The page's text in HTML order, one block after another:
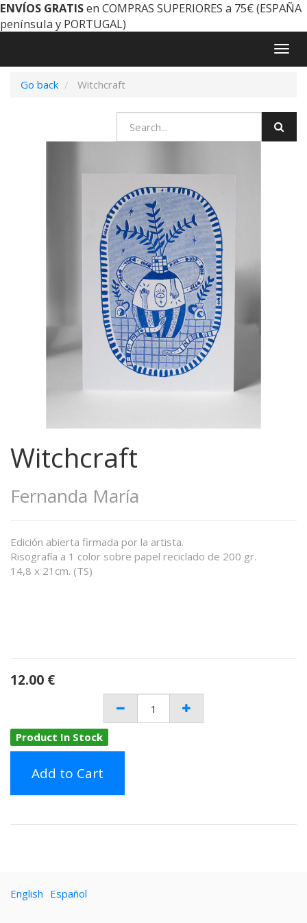
ENVÍOS GRATISen COMPRAS SUPERIORES a 75€ (ESPAÑA
península y PORTUGAL)
Go back
Witchcraft
Witchcraft
Fernanda María
Edición abierta firmada por la artista.
Risografía a 1 color sobre papel reciclado de 200 gr.
14,8 x 21cm. (TS)
12.00 €
Product In Stock
Add to Cart
English Español